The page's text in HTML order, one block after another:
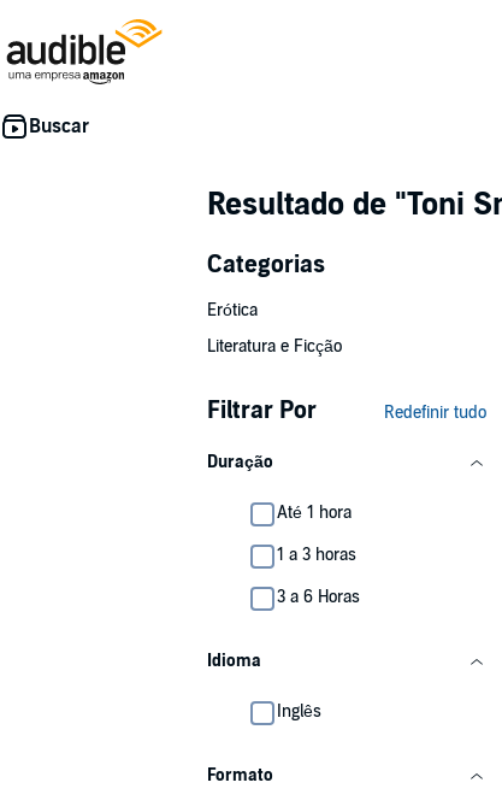
Resultado de "Toni
Categorias
Erótica
Literatura e Ficção
Filtrar Por Redefinir tudo
Duração
Até 1 hora
1 a 3 horas
3 a 6 Horas
Idioma
Inglês
Formato